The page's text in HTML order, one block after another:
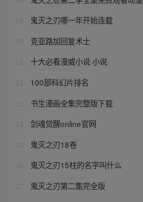
19 鬼灭之刃哪一年开始连载
20 克亚路加回复术士
21 十大必看漫威小说 小说
22 100部科幻片排名
23 书生漫画全集完整版下载
24 剑魂觉醒online官网
25 鬼灭之刃18卷
26 鬼灭之刃15柱的名字叫什么
27
鬼灭之刃第二集完全版